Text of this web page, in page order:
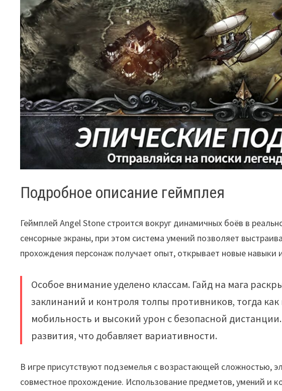
Подробное описание геймплея
Геймплей Angel Stone строится вокруг динамичных боёв в
сенсорные экраны, при этом система умений позволяет
прохождения персонаж получает опыт, открывает новые навыки
Особое внимание уделено классам. Гайд на мага
заклинаний и контроля толпы противников, тогда как
мобильность и высокий урон с безопасной
развития, что добавляет вариативности.
В игре присутствуют подземелья с возрастающей сложностью,
совместное прохождение. Использование предметов, умений и